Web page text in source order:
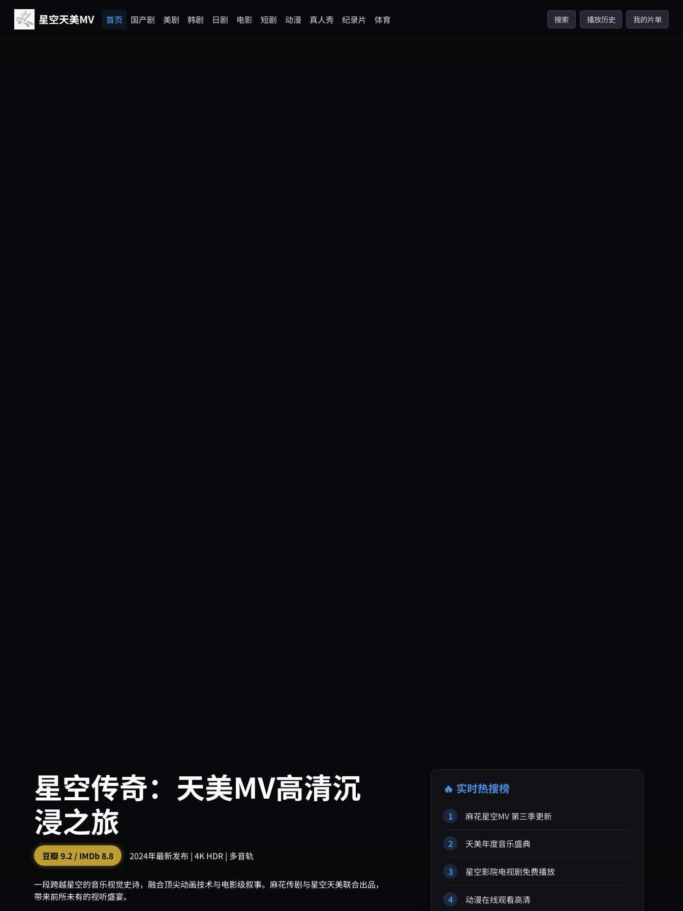
星空天美MV 首页 国产剧 美剧 韩剧 日剧 电影 短剧 动漫 真人秀 纪录片 体育 搜索 播放历史 我的片单
星空传奇：天美MV高清沉
浸之旅
豆瓣 9.2 / IMDb 8.8 2024年最新发布 | 4K HDR | 多音轨
一段跨越星空的音乐视觉史诗，融合顶尖动画技术与电影级叙事。麻花传剧与星空天美联合出品，
带来前所未有的视听盛宴。
🔥 实时热搜榜
1 麻花星空MV 第三季更新
2 天美年度音乐盛典
3 星空影院电视剧免费播放
4 动漫在线观看高清